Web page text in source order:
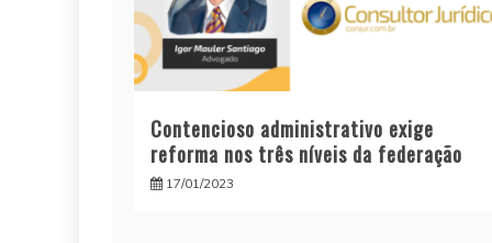
Contencioso administrativo exige
reforma nos três níveis da federação
17/01/2023